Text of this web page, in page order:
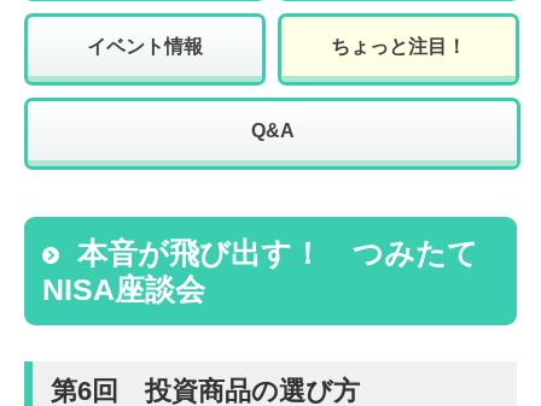
イベント情報 ちょっと注目！
Q&A
本音が飛び出す！ つみたて
NISA座談会
第6回 投資商品の選び方